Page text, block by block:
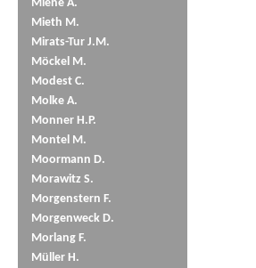
Miene A.
Mieth M.
Mirats-Tur J.M.
Möckel M.
Modest C.
Molke A.
Monner H.P.
Montel M.
Moormann D.
Morawitz S.
Morgenstern F.
Morgenweck D.
Morlang F.
Müller H.